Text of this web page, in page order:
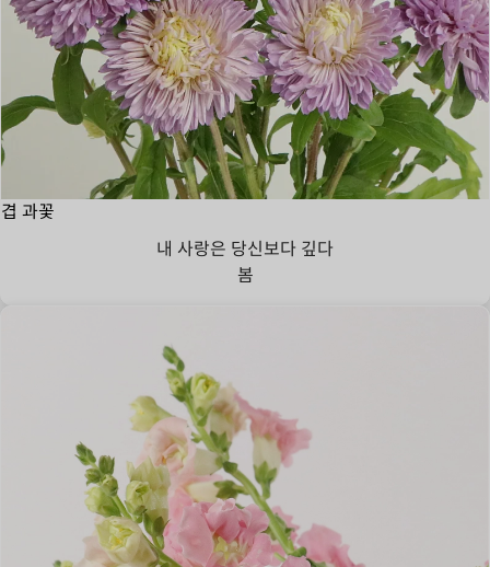
겹 과꽃
내 사랑은 당신보다 깊다
봄